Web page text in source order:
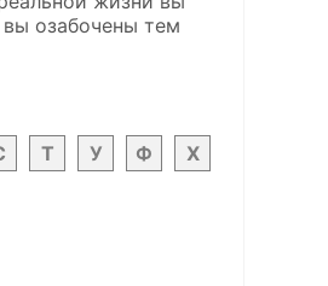
озабочены тем
Т У Ф Х